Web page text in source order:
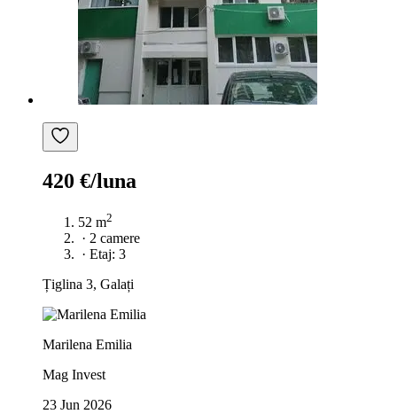
420 €/luna
52 m2
· 2 camere
· Etaj: 3
Țiglina 3, Galați
Marilena Emilia
Mag Invest
23 Jun 2026